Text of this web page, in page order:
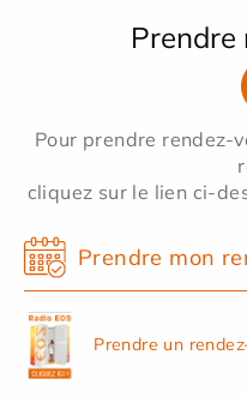
Prendre
Pour prendre rendez-
cliquez sur le lien ci-
Prendre mon
Prendre un